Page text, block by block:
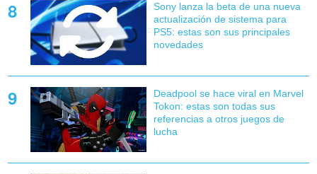
Sony lanza la beta de una nueva
actualización de sistema para
PS5: estas son sus principales
novedades
Deadpool se hace viral en Marvel
Tokon: estas son todas sus
referencias a otros juegos de
lucha